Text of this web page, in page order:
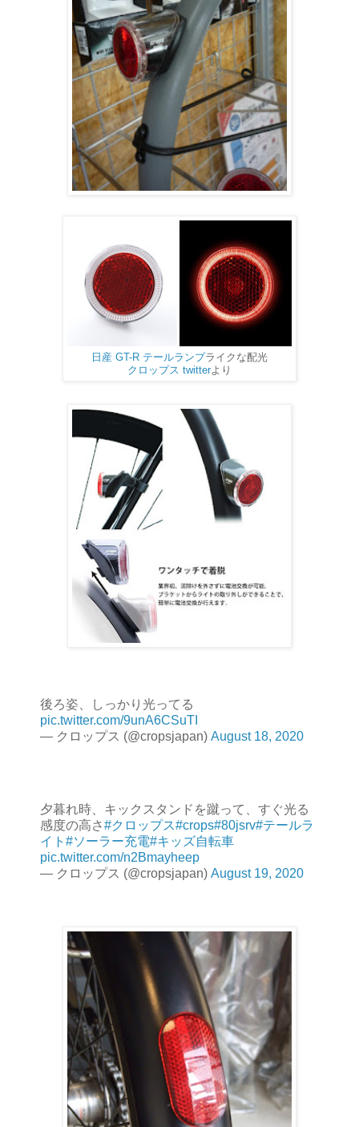
日産 GT-R テールランプライ クな配光
クロップス twitterより
後ろ姿、しっかり光ってる
pic.twitter.com/9unA6CSuTI
— クロップス (@cropsjapan) August 18, 2020
夕暮れ時、キックスタンドを蹴って、すぐ光る
感度の高さ#クロップス#crops#80jsrv#テールラ
イト #ソーラー充電#キッズ自転車
pic.twitter.com/n2Bmayheep
— クロップス (@cropsjapan) August 19, 2020